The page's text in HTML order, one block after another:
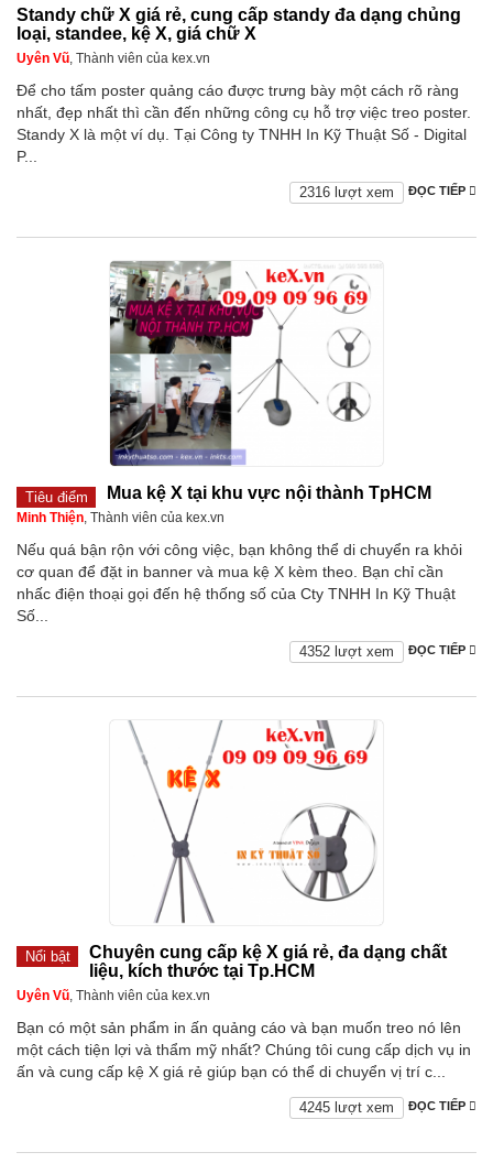
Standy chữ X giá rẻ, cung cấp standy đa dạng chủng
loại, standee, kệ X, giá chữ X
Uyên Vũ, Thành viên của kex.vn
Để cho tấm poster quảng cáo được trưng bày một cách rõ ràng
nhất, đẹp nhất thì cần đến những công cụ hỗ trợ việc treo poster.
Standy X là một ví dụ. Tại Công ty TNHH In Kỹ Thuật Số - Digital
P...
ĐỌC TIẾP
2316 lượt xem
Tiêu điểm Mua kệ X tại khu vực nội thành TpHCM
Minh Thiện, Thành viên của kex.vn
Nếu quá bận rộn với công việc, bạn không thể di chuyển ra khỏi
cơ quan để đặt in banner và mua kệ X kèm theo. Bạn chỉ cần
nhấc điện thoại gọi đến hệ thống số của Cty TNHH In Kỹ Thuật
Số...
ĐỌC TIẾP
4352 lượt xem
Nổi bật
Chuyên cung cấp kệ X giá rẻ, đa dạng chất
liệu, kích thước tại Tp.HCM
Uyên Vũ, Thành viên của kex.vn
Bạn có một sản phẩm in ấn quảng cáo và bạn muốn treo nó lên
một cách tiện lợi và thẩm mỹ nhất? Chúng tôi cung cấp dịch vụ in
ấn và cung cấp kệ X giá rẻ giúp bạn có thể di chuyển vị trí c...
ĐỌC TIẾP
4245 lượt xem